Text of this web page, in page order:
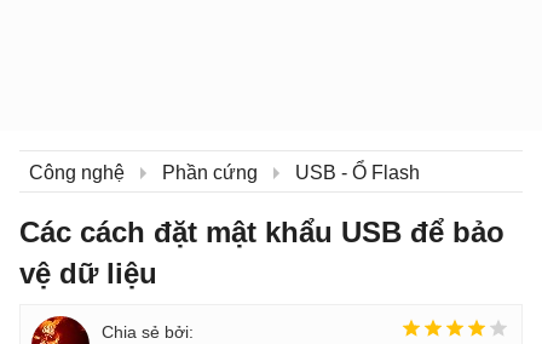
Công nghệ Phần cứng USB - Ổ Flash
Các cách đặt mật khẩu USB để bảo
vệ dữ liệu